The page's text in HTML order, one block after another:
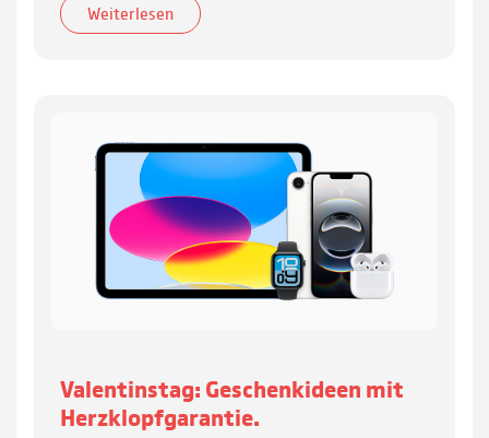
Weiterlesen
Valentinstag: Geschenkideen mit
Herzklopfgarantie.